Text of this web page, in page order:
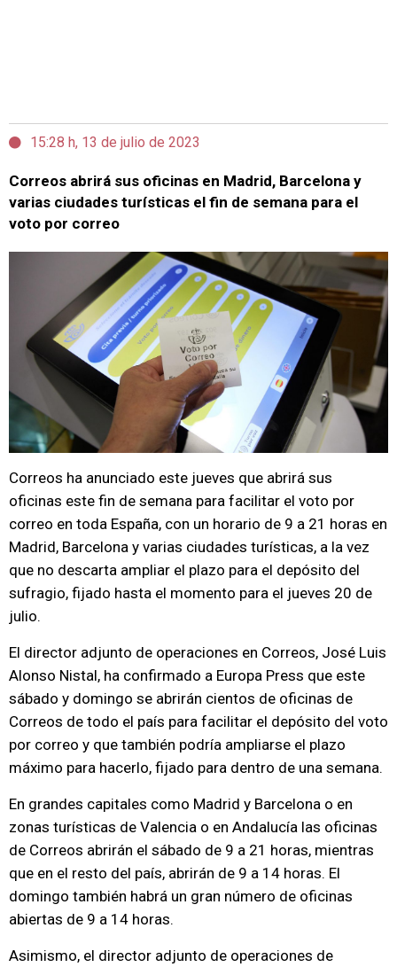
15:28 h, 13 de julio de 2023
Correos abrirá sus oficinas en Madrid, Barcelona y
varias ciudades turísticas el fin de semana para el
voto por correo
Correos ha anunciado este jueves que abrirá sus
oficinas este fin de semana para facilitar el voto por
correo en toda España, con un horario de 9 a 21 horas en
Madrid, Barcelona y varias ciudades turísticas, a la vez
que no descarta ampliar el plazo para el depósito del
sufragio, fijado hasta el momento para el jueves 20 de
julio.
El director adjunto de operaciones en Correos, José Luis
Alonso Nistal, ha confirmado a Europa Press que este
sábado y domingo se abrirán cientos de oficinas de
Correos de todo el país para facilitar el depósito del voto
por correo y que también podría ampliarse el plazo
máximo para hacerlo, fijado para dentro de una semana.
En grandes capitales como Madrid y Barcelona o en
zonas turísticas de Valencia o en Andalucía las oficinas
de Correos abrirán el sábado de 9 a 21 horas, mientras
que en el resto del país, abrirán de 9 a 14 horas. El
domingo también habrá un gran número de oficinas
abiertas de 9 a 14 horas.
Asimismo, el director adjunto de operaciones de